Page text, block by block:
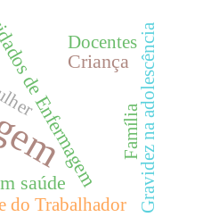
Enfermagem
Criança
saúde
Família
do Trabalhador Gravidez na adolescência
Docentes